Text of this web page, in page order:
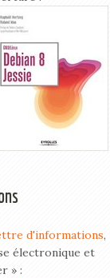
d'informations,
électronique et
» :